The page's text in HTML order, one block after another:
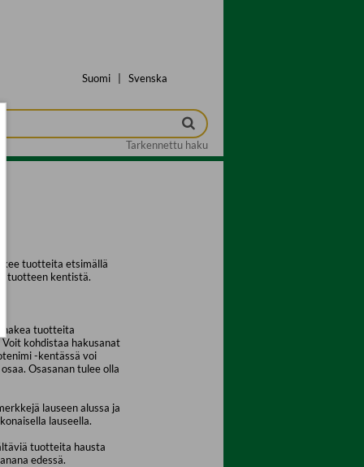
Suomi Svenska
Tarkennettu haku
tuotteita etsimällä
tuotteen kentistä.
hakea tuotteita
kohdistaa hakusanat
-kentässä voi
Osasanan tulee olla
lauseen alussa ja
lauseella.
tuotteita hausta
edessä.